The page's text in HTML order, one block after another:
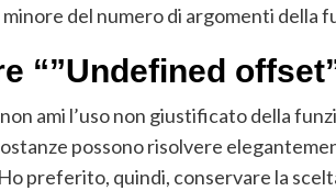
del numero di argomenti della
“”Undefined
ami l’uso non giustificato della
possono risolvere
preferito, quindi, conservare la